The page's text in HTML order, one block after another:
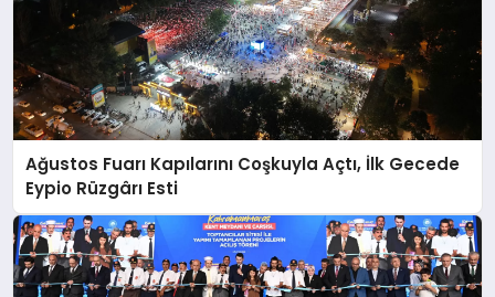
Ağustos Fuarı Kapılarını Coşkuyla Açtı, İlk Gecede
Eypio Rüzgârı Esti